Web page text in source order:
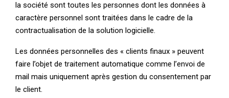
la société sont toutes les personnes dont les données à
caractère personnel sont traitées dans le cadre de la
contractualisation de la solution logicielle.
Les données personnelles des « clients finaux » peuvent
faire l’objet de traitement automatique comme l’envoi de
mail mais uniquement après gestion du consentement par
le client.